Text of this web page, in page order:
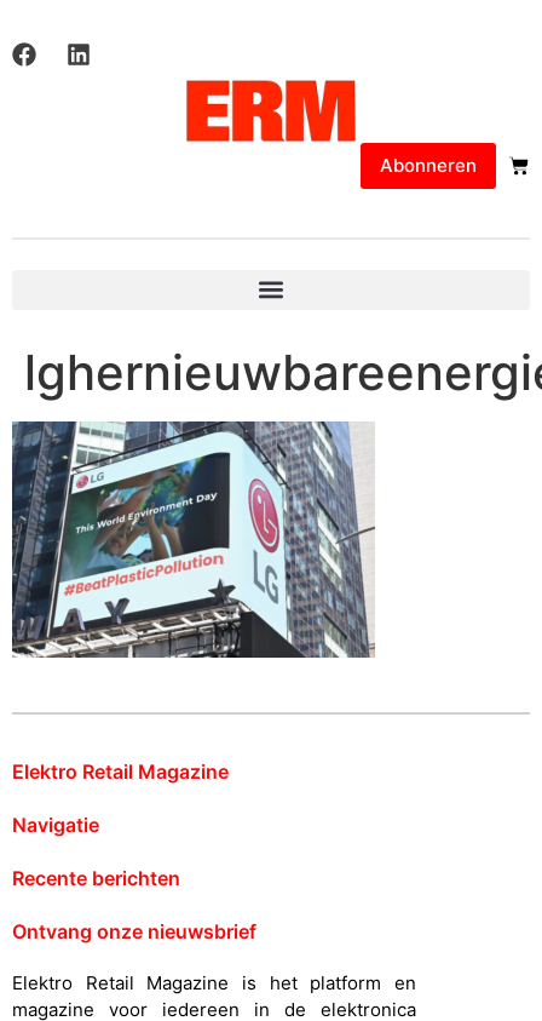
Abonneren
Elektro Retail Magazine
Navigatie
Recente berichten
Ontvang onze nieuwsbrief
Elektro Retail Magazine is het platform en
magazine voor iedereen in de elektronica